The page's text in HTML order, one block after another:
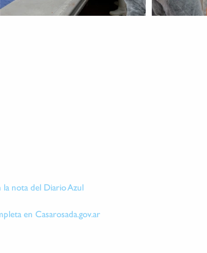
la nota del Diario Azul
en Casarosada.gov.ar